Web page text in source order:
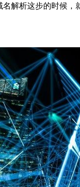
解析这步的时候